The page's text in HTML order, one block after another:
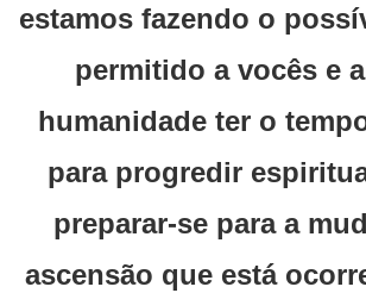
estamos fazendo o
permitido a vocês e
humanidade ter o
para progredir
preparar-se para a
ascensão que está